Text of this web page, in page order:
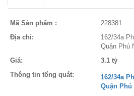
Mã Sản phẩm :
228381
Địa chỉ:
162/34a
Quận Phú
Giá:
3.1 tỷ
Thông tin tổng quát:
162/34a
Quận Phú